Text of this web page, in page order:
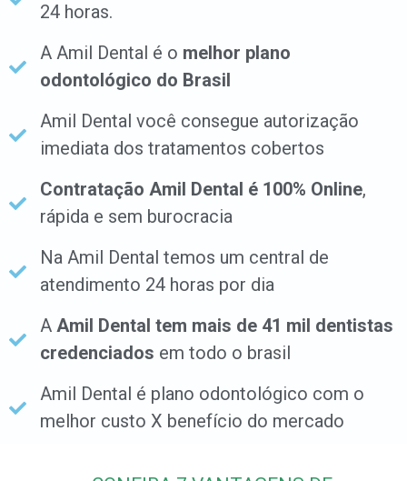
24 horas.
A Amil Dental é o melhor plano
odontológico do Brasil
Amil Dental você consegue autorização
imediata dos tratamentos cobertos
Contratação Amil Dental é 100% Online,
rápida e sem burocracia
Na Amil Dental temos um central de
atendimento 24 horas por dia
A Amil Dental tem mais de 41 mil dentistas
credenciados em todo o brasil
Amil Dental é plano odontológico com o
melhor custo X benefício do mercado